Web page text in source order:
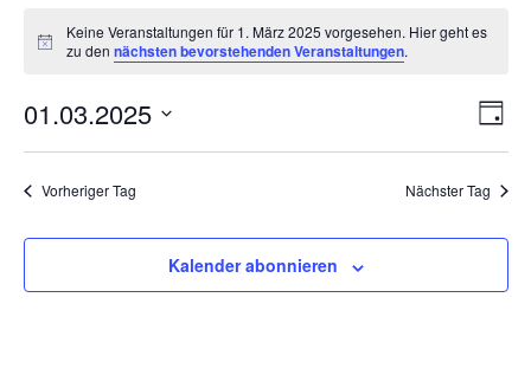
für
März
2025
Hinweis
Keine Veranstaltungen für 1. März 2025 vorgesehen. Hier geht es
zu den nächsten bevorstehenden Veranstaltungen.
Tag
01.03.2025
Vorheriger Tag Nächster Tag
Kalender abonnieren